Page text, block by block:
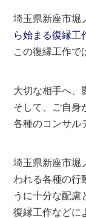
埼玉県新座市堀
ら始まる復縁工
この復縁工作で
大切な相手へ、
そして、ご自身
各種のコンサル
埼玉県新座市堀
われる各種の行
うに十分な配慮
復縁工作などに